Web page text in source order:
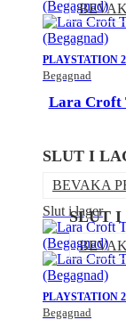
PLAYSTATION 2
Begagnad
Lara Croft
SLUT I
BEVAKA
Slut i lager
PLAYSTATION 2
Begagnad
SLUT I